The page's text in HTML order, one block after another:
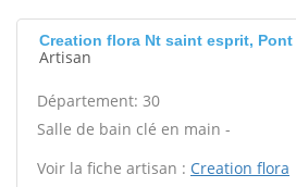
Creation flora Nt saint esprit,
Artisan
Département: 30
Salle de bain clé en main -
Voir la fiche artisan : Creation flora